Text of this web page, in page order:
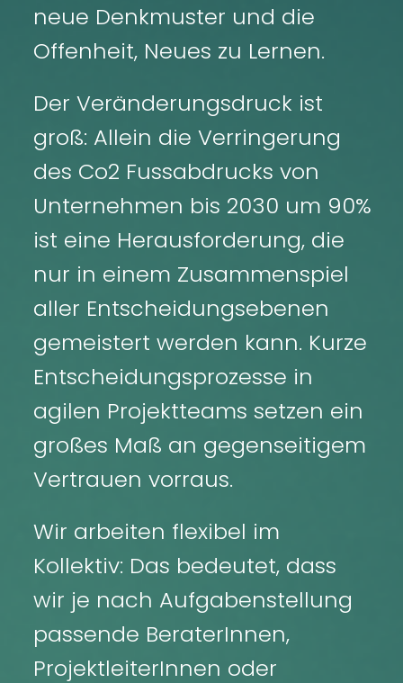
neue Denkmuster und die
Offenheit, Neues zu Lernen.
Der Veränderungsdruck ist
groß: Allein die Verringerung
des Co2 Fussabdrucks von
Unternehmen bis 2030 um 90%
ist eine Herausforderung, die
nur in einem Zusammenspiel
aller Entscheidungsebenen
gemeistert werden kann. Kurze
Entscheidungsprozesse in
agilen Projektteams setzen ein
großes Maß an gegenseitigem
Vertrauen vorraus.
Wir arbeiten flexibel im
Kollektiv: Das bedeutet, dass
wir je nach Aufgabenstellung
passende BeraterInnen,
ProjektleiterInnen oder